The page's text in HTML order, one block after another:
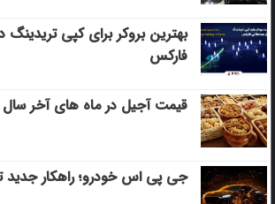
بهترین بروکر برای کپی‌ تریدینگ در
فارکس
قیمت آجیل در ماه های آخر سال
جی پی اس خودرو؛ راهکار جدید